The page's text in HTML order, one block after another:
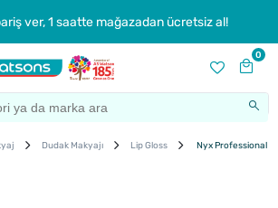
ver, 1 saatte mağazadan ücretsiz al!
0
Dudak Makyajı Lip Gloss Nyx Professional